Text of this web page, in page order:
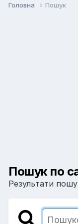
Головна Пошук
Пошук по
Результати